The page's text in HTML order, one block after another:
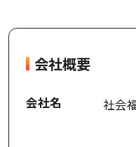
会社概要
会社名 社会